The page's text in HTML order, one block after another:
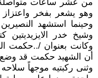
من عشر ساعات متواصلة
وهو يشعر بفخر
وحينما استشهد
وشيخ خدر الايزيديتين
وكانت بعنوان /..حكمت
وثنى ركبتيه موجهاً